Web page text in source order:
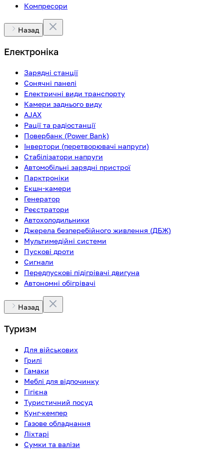
Компресори
Назад
Електроніка
Зарядні станції
Сонячні панелі
Електричні види транспорту
Камери заднього виду
AJAX
Рації та радіостанції
Повербанк (Power Bank)
Інвертори (перетворювачі напруги)
Стабілізатори напруги
Автомобільні зарядні пристрої
Парктроніки
Екшн-камери
Генератор
Реєстратори
Автохолодильники
Джерела безперебійного живлення (ДБЖ)
Мультимедійні системи
Пускові дроти
Сигнали
Передпускові підігрівачі двигуна
Автономні обігрівачі
Назад
Туризм
Для військових
Грилі
Гамаки
Меблі для відпочинку
Гігієна
Туристичний посуд
Кунг-кемпер
Газове обладнання
Ліхтарі
Сумки та валізи